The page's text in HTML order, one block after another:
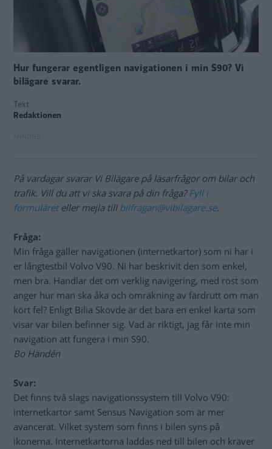
Hur fungerar egentligen navigationen i min S90? Vi
bilägare svarar.
Text
Redaktionen
På vardagar svarar Vi Bilägare på läsarfrågor om bilar och
trafik. Vill du att vi ska svara på din fråga?Fyll i
formuläreteller mejla till bilfragan@vibilagare.se.
Fråga:
Min fråga gäller navigationen (internetkartor) som ni har i
er långtestbil Volvo V90. Ni har beskrivit den som enkel,
men bra. Handlar det om verklig navigering, med röst som
anger hur man ska åka och omräkning av färdrutt om man
kört fel? Enligt Bilia Skövde är det bara en enkel karta som
visar var bilen befinner sig. Vad är riktigt, jag får inte min
navigation att fungera i min S90.
Bo Händén
Svar:
Det finns två slags navigationssystem till Volvo V90:
internetkartor samt Sensus Navigation som är mer
avancerat. Vilket system som finns i bilen syns på
ikonerna. Internetkartorna laddas ned till bilen och kräver